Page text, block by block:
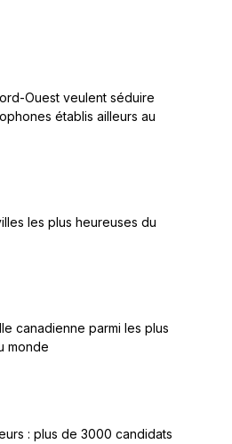
Ouest veulent séduire
établis ailleurs au
les plus heureuses du
canadienne parmi les plus
monde
: plus de 3000 candidats